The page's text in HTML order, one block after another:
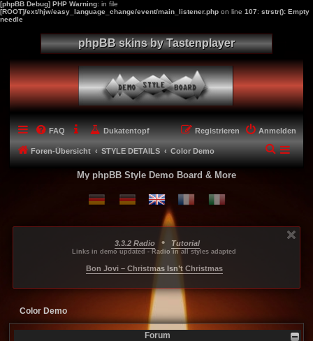
[phpBB Debug] PHP Warning: in file
[ROOT]/ext/hjw/easy_language_change/event/main_listener.php on line 107: strstr(): Empty
needle
phpBB skins by Tastenplayer
FAQ Dukatentopf Anmelden
Registrieren
Foren-Übersicht STYLE DETAILS Color Demo
S
My phpBB Style Demo Board & More
3.3.2 Radio • Tutorial
Links in demo updated - Radio in all styles adapted
Bon Jovi – Christmas Isn’t Christmas
Color Demo
Forum